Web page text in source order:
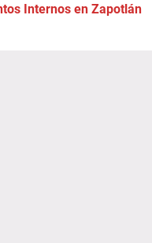
Internos en Zapotlán